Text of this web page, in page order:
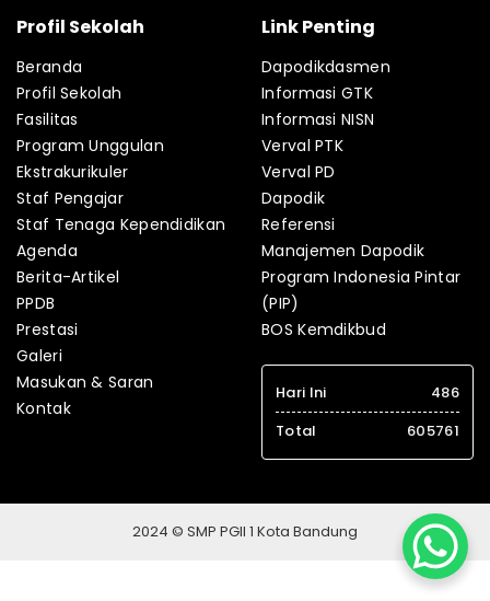
Profil Sekolah
Beranda
Profil Sekolah
Fasilitas
Program Unggulan
Ekstrakurikuler
Staf Pengajar
Staf Tenaga Kependidikan
Agenda
Berita-Artikel
PPDB
Prestasi
Galeri
Masukan & Saran
Kontak
Link Penting
Dapodikdasmen
Informasi GTK
Informasi NISN
Verval PTK
Verval PD
Dapodik
Referensi
Manajemen Dapodik
Program Indonesia Pintar
(PIP)
BOS Kemdikbud
Hari Ini
486
Total
605761
2024 © SMP PGII 1 Kota Bandung